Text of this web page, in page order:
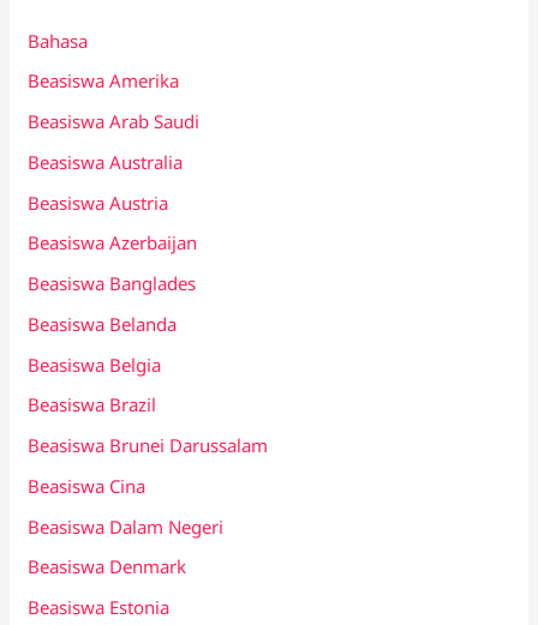
Bahasa
Beasiswa Amerika
Beasiswa Arab Saudi
Beasiswa Australia
Beasiswa Austria
Beasiswa Azerbaijan
Beasiswa Banglades
Beasiswa Belanda
Beasiswa Belgia
Beasiswa Brazil
Beasiswa Brunei Darussalam
Beasiswa Cina
Beasiswa Dalam Negeri
Beasiswa Denmark
Beasiswa Estonia